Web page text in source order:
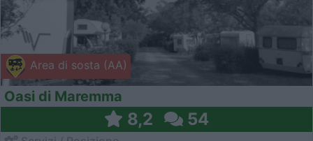
Area di sosta (AA)
Oasi di Maremma
8,2 54